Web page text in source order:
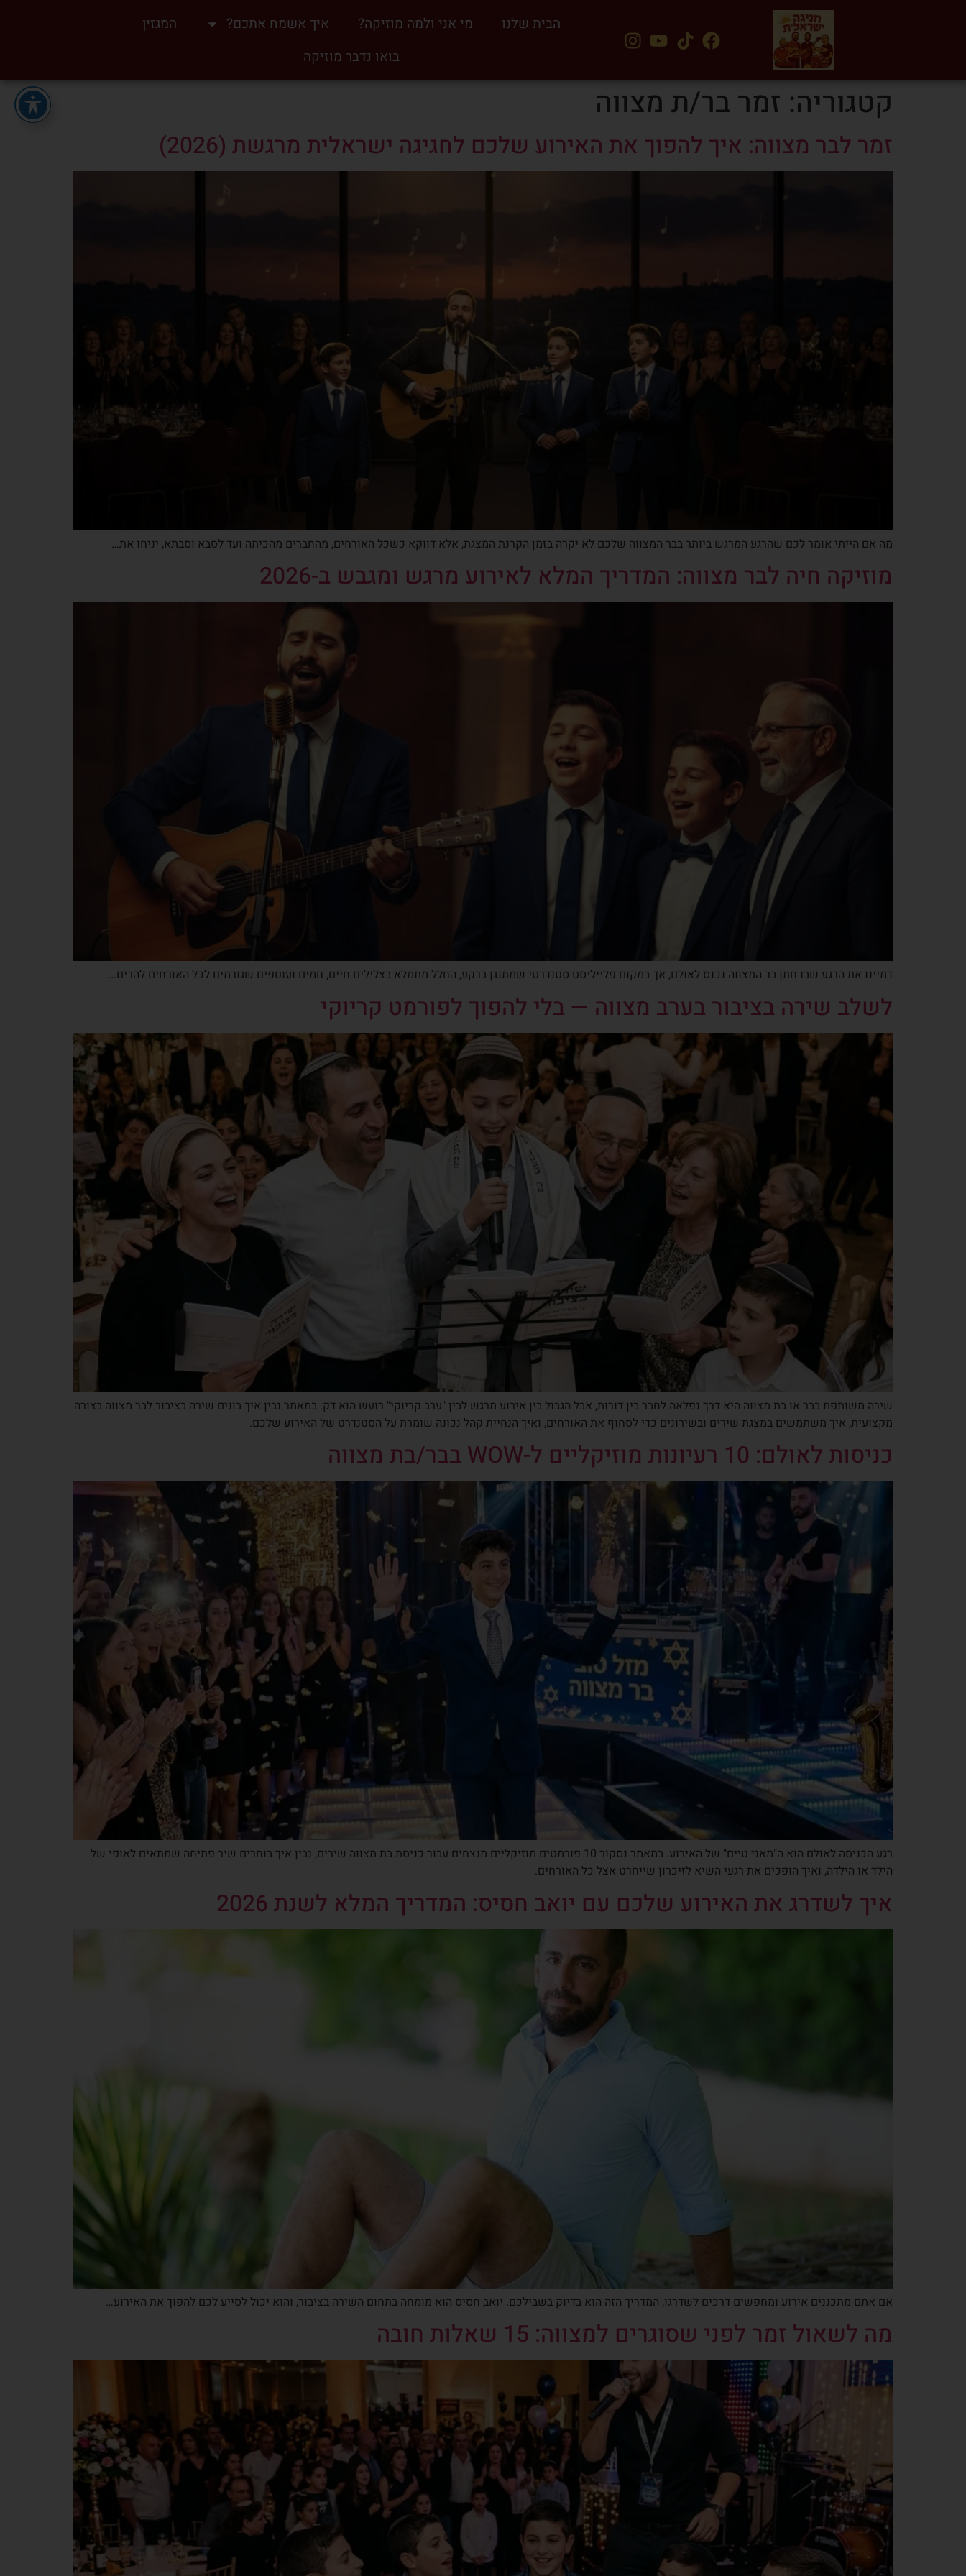
הבית שלנו מי אני ולמה מוזיקה? איך אשמח אתכם?
המגזין
בואו נדבר מוזיקה
קטגוריה: זמר בר/ת מצווה
זמר לבר מצווה: איך להפוך את האירוע שלכם לחגיגה ישראלית מרגשת (2026)
מה אם הייתי אומר לכם שהרגע המרגש ביותר בבר המצווה שלכם לא יקרה בזמן הקרנת המצגת, אלא דווקא כשכל האורחים, מהחברים מהכיתה ועד לסבא וסבתא, יניחו את…
מוזיקה חיה לבר מצווה: המדריך המלא לאירוע מרגש ומגבש ב-2026
דמיינו את הרגע שבו חתן בר המצווה נכנס לאולם, אך במקום פלייליסט סטנדרטי שמתנגן ברקע, החלל מתמלא בצלילים חיים, חמים ועוטפים שגורמים לכל האורחים להרים…
לשלב שירה בציבור בערב מצווה — בלי להפוך לפורמט קריוקי
שירה משותפת בבר או בת מצווה היא דרך נפלאה לחבר בין דורות, אבל הגבול בין אירוע מרגש לבין "ערב קריוקי" רועש הוא דק. במאמר נבין איך בונים שירה בציבור לבר מצווה בצורה
מקצועית, איך משתמשים במצגת שירים ובשירונים כדי לסחוף את האורחים, ואיך הנחיית קהל נכונה שומרת על הסטנדרט של האירוע שלכם.
כניסות לאולם: 10 רעיונות מוזיקליים ל-WOW בבר/בת מצווה
רגע הכניסה לאולם הוא ה"מאני טיים" של האירוע. במאמר נסקור 10 פורמטים מוזיקליים מנצחים עבור כניסת בת מצווה שירים, נבין איך בוחרים שיר פתיחה שמתאים לאופי של
הילד או הילדה, ואיך הופכים את רגעי השיא לזיכרון שייחרט אצל כל האורחים.
איך לשדרג את האירוע שלכם עם יואב חסיס: המדריך המלא לשנת 2026
אם אתם מתכננים אירוע ומחפשים דרכים לשדרגו, המדריך הזה הוא בדיוק בשבילכם. יואב חסיס הוא מומחה בתחום השירה בציבור, והוא יכול לסייע לכם להפוך את האירוע…
מה לשאול זמר לפני שסוגרים למצווה: 15 שאלות חובה